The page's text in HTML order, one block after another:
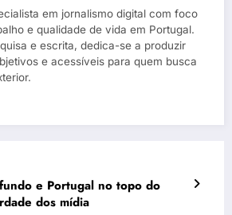
em jornalismo digital com foco
e qualidade de vida em Portugal.
e escrita, dedica-se a produzir
e acessíveis para quem busca
e Portugal no topo do
dos mídia